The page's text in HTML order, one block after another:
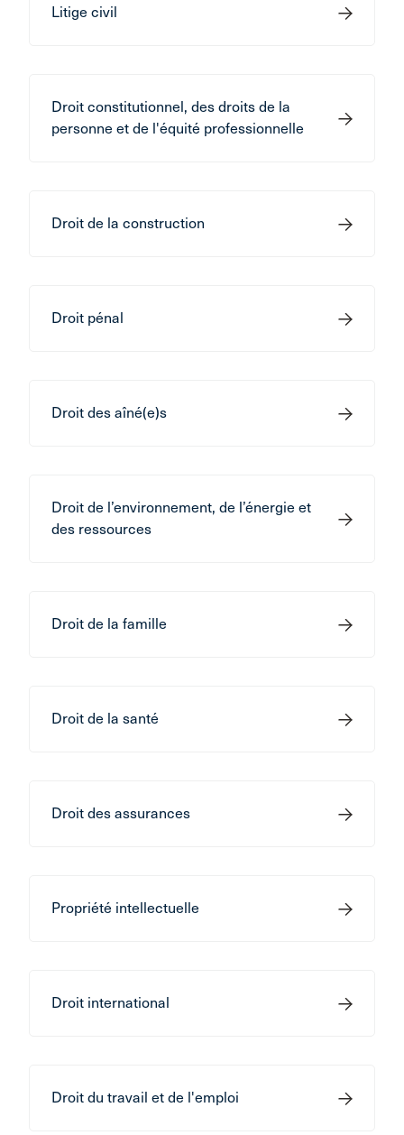
Litige civil
Droit constitutionnel, des droits de la
personne et de l'équité professionnelle
Droit de la construction
Droit pénal
Droit des aîné(e)s
Droit de l’environnement, de l’énergie et
des ressources
Droit de la famille
Droit de la santé
Droit des assurances
Propriété intellectuelle
Droit international
Droit du travail et de l'emploi